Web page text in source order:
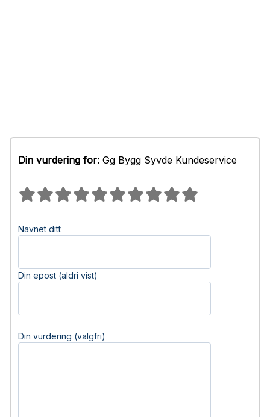
Din vurdering for: Gg Bygg Syvde Kundeservice
Navnet ditt
Din epost (aldri vist)
Din vurdering (valgfri)